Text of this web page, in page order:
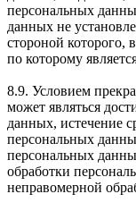
персональных
данных не
стороной которого,
по которому
8.9. Условием
может являться
данных, истечение
персональных
персональных
обработки
неправомерной